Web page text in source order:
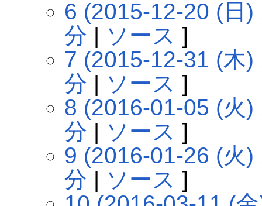
6 (2015-12-20 (日)
分 | ソース ]
7 (2015-12-31 (木)
分 | ソース ]
8 (2016-01-05 (火)
分 | ソース ]
9 (2016-01-26 (火)
分 | ソース ]